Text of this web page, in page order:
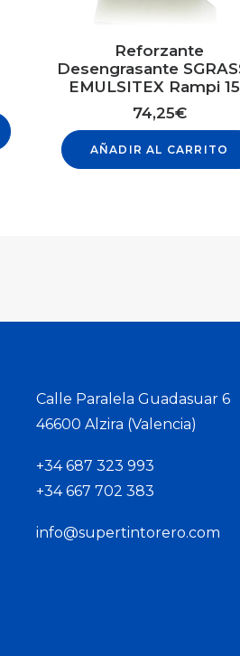
Reforzante
Desengrasante
EMULSITEX Rampi
74,25€
AÑADIR AL CARRITO
Calle Paralela Guadasuar 6
46600 Alzira (Valencia)
+34 687 323 993
+34 667 702 383
info@supertintorero.com